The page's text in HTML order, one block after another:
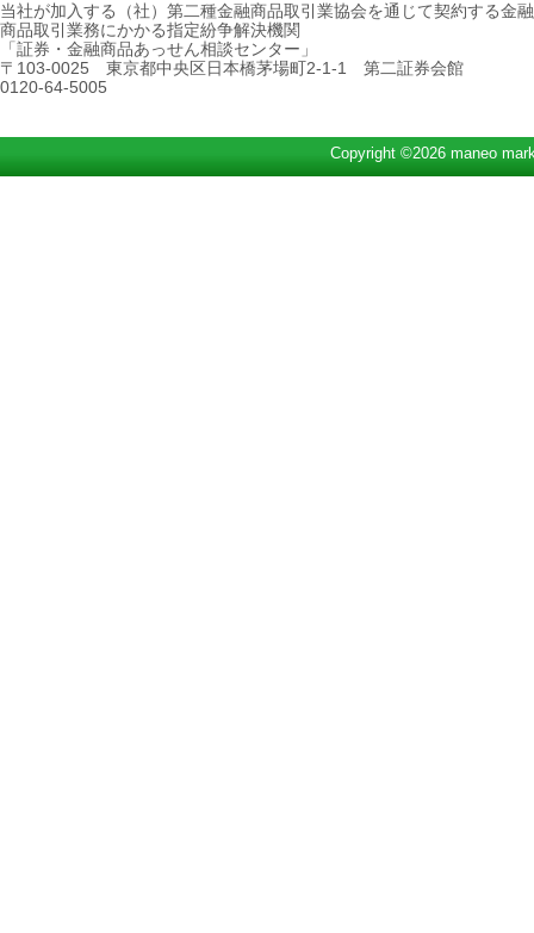
当社が加入する（社）第二種金融商品取引業協会を通じて契約する金融
商品取引業務にかかる指定紛争解決機関
「証券・金融商品あっせん相談センター」
〒103-0025 東京都中央区日本橋茅場町2-1-1 第二証券会館
0120-64-5005
Copyright ©2026 maneo